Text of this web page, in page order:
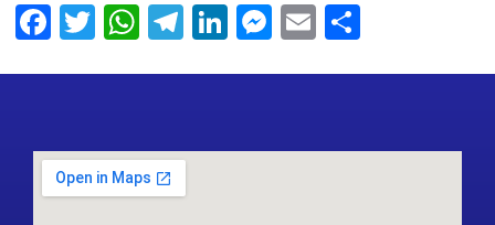
Facebook
Twitter
WhatsApp
Telegram
LinkedIn
Messenger
Email